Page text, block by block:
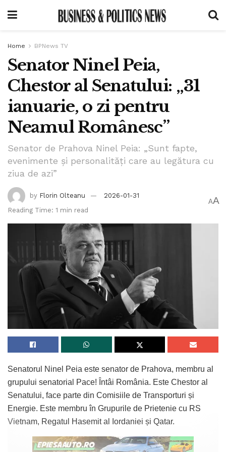
Home BPNews TV
Senator Ninel Peia,
Chestor al Senatului: „31
ianuarie, o zi pentru
Neamul Românesc”
Senator de Prahova Ninel Peia: „Sunt fapte,
evenimente și personalități care au legătura cu
ziua de azi”
by Florin Olteanu
2026-01-31
Reading Time: 1 min read
AA
Senatorul Ninel Peia este senator de Prahova, membru al
grupului senatorial Pace! Întâi România. Este Chestor al
Senatului, face parte din Comisiile de Transporturi și
Energie. Este membru în Grupurile de Prietenie cu RS
Vietnam, Regatul Hasemit al Iordaniei și Qatar.